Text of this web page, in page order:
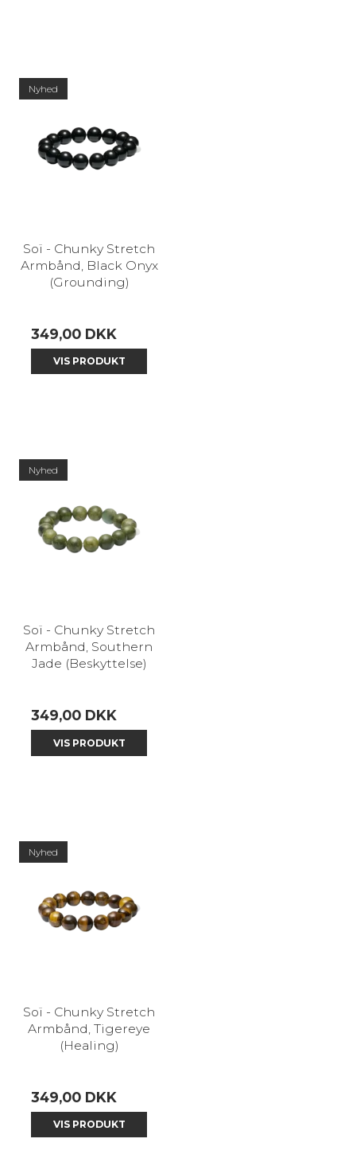
Nyhed
Soï - Chunky Stretch
Armbånd, Black Onyx
(Grounding)
349,00 DKK
VIS PRODUKT
Nyhed
Soï - Chunky Stretch
Armbånd, Southern
Jade (Beskyttelse)
349,00 DKK
VIS PRODUKT
Nyhed
Soï - Chunky Stretch
Armbånd, Tigereye
(Healing)
349,00 DKK
VIS PRODUKT